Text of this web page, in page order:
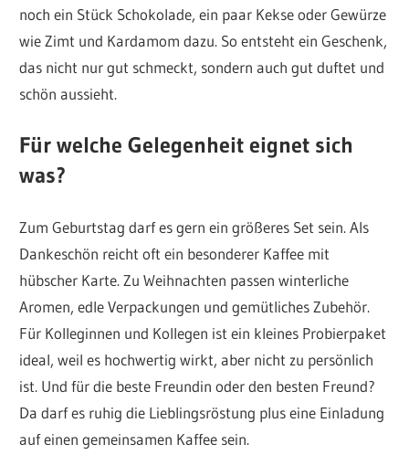
noch ein Stück Schokolade, ein paar Kekse oder Gewürze
wie Zimt und Kardamom dazu. So entsteht ein Geschenk,
das nicht nur gut schmeckt, sondern auch gut duftet und
schön aussieht.
Für welche Gelegenheit eignet sich
was?
Zum Geburtstag darf es gern ein größeres Set sein. Als
Dankeschön reicht oft ein besonderer Kaffee mit
hübscher Karte. Zu Weihnachten passen winterliche
Aromen, edle Verpackungen und gemütliches Zubehör.
Für Kolleginnen und Kollegen ist ein kleines Probierpaket
ideal, weil es hochwertig wirkt, aber nicht zu persönlich
ist. Und für die beste Freundin oder den besten Freund?
Da darf es ruhig die Lieblingsröstung plus eine Einladung
auf einen gemeinsamen Kaffee sein.